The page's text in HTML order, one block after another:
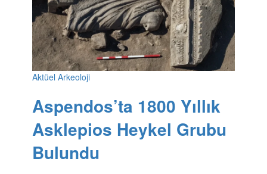
Aktüel Arkeoloji
Aspendos’ta 1800 Yıllık
Asklepios Heykel Grubu
Bulundu